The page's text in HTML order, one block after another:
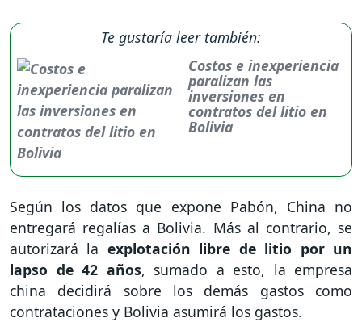
Te gustaría leer también:
Costos e inexperiencia
paralizan las
inversiones en
contratos del litio en
Bolivia
Según los datos que expone Pabón, China no
entregará regalías a Bolivia. Más al contrario, se
autorizará la explotación libre de litio por un
lapso de 42 años, sumado a esto, la empresa
china decidirá sobre los demás gastos como
contrataciones y Bolivia asumirá los gastos.